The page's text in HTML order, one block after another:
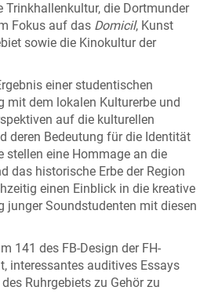
Trinkhallenkultur, die Dortmunder
Fokus auf das Domicil, Kunst
sowie die Kinokultur der
einer studentischen
mit dem lokalen Kulturerbe und
auf die kulturellen
deren Bedeutung für die Identität
stellen eine Hommage an die
das historische Erbe der Region
einen Einblick in die kreative
junger Soundstudenten mit diesen
141 des FB-Design der FH-
interessantes auditives Essays
Ruhrgebiets zu Gehör zu